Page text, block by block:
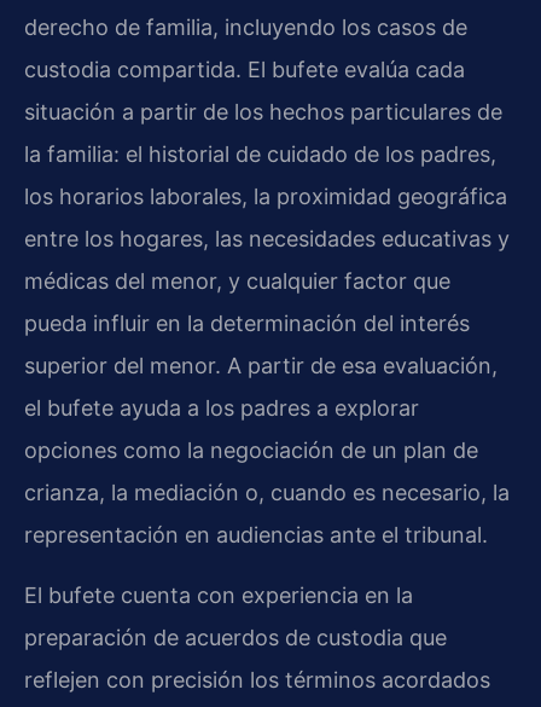
derecho de familia, incluyendo los casos de
custodia compartida. El bufete evalúa cada
situación a partir de los hechos particulares de
la familia: el historial de cuidado de los padres,
los horarios laborales, la proximidad geográfica
entre los hogares, las necesidades educativas y
médicas del menor, y cualquier factor que
pueda influir en la determinación del interés
superior del menor. A partir de esa evaluación,
el bufete ayuda a los padres a explorar
opciones como la negociación de un plan de
crianza, la mediación o, cuando es necesario, la
representación en audiencias ante el tribunal.
El bufete cuenta con experiencia en la
preparación de acuerdos de custodia que
reflejen con precisión los términos acordados